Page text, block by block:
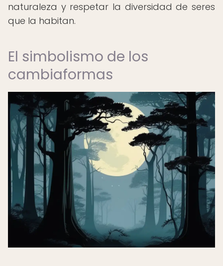
naturaleza y respetar la diversidad de seres
que la habitan.
El simbolismo de los
cambiaformas